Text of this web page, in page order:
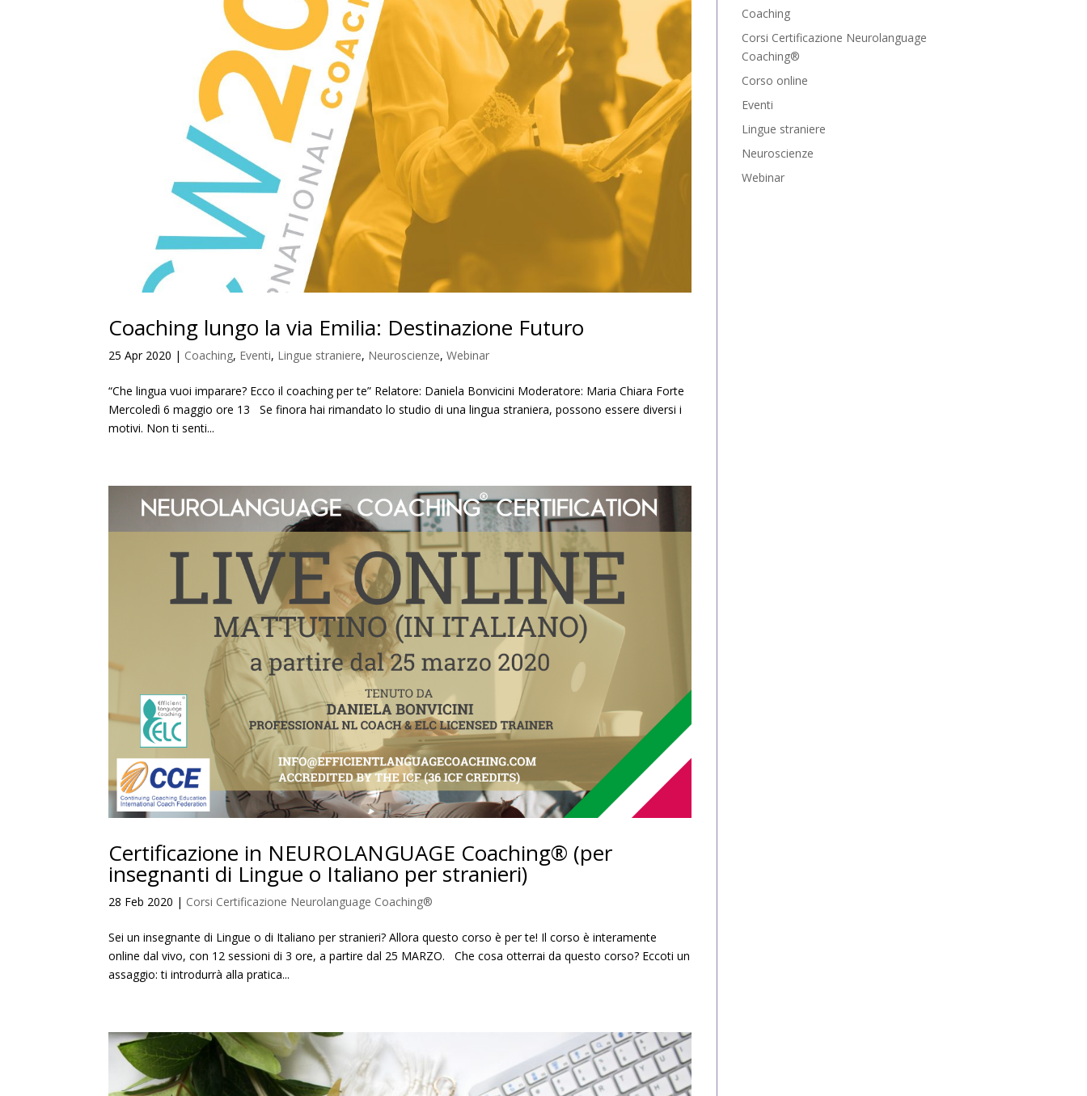
Coaching lungo la via Emilia: Destinazione Futuro
25 Apr 2020 | Coaching, Eventi, Lingue straniere, Neuroscienze,Webinar
“Che lingua vuoi imparare? Ecco il coaching per te” Relatore: Daniela Bonvicini Moderatore: Maria Chiara Forte
Mercoledì 6 maggio ore 13 Se finora hai rimandato lo studio di una lingua straniera, possono essere diversi i
motivi. Non ti senti...
Certificazione in NEUROLANGUAGE Coaching® (per
insegnanti di Lingue o Italiano per stranieri)
28 Feb 2020 | Corsi Certificazione Neurolanguage Coaching®
Sei un insegnante di Lingue o di Italiano per stranieri? Allora questo corso è per te! Il corso è interamente
online dal vivo, con 12 sessioni di 3 ore, a partire dal 25 MARZO. Che cosa otterrai da questo corso? Eccoti un
assaggio: ti introdurrà alla pratica...
Coaching
Corsi Certificazione Neurolanguage
Coaching®
Corso online
Eventi
Lingue straniere
Neuroscienze
Webinar